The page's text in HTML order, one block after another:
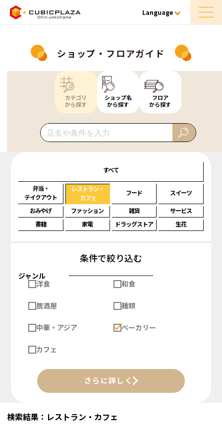
Language
ショップ・フロアガイド
カテゴリ
から探す
ショップ名
から探す
フロア
から探す
すべて
弁当・
テイクアウト
レストラン・
カフェ
フード スイーツ
おみやげ ファッション 雑貨
サービス
書籍
家電 ドラッグストア 生花
条件で絞り込む
ジャンル
洋食
和食
居酒屋 麺類
中華・アジア ベーカリー
カフェ
さらに詳しく
検索結果：レストラン・カフェ